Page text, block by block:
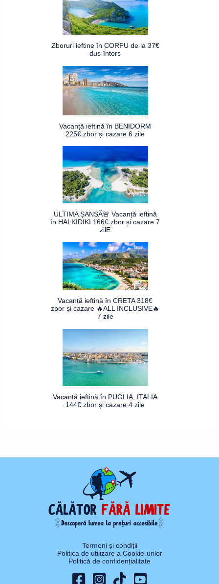
Zboruri ieftine în CORFU de la 37€
dus-întors
Vacanță ieftină în BENIDORM
225€ zbor și cazare 6 zile
ULTIMA ȘANSĂ🚨 Vacanță ieftină
în HALKIDIKI 166€ zbor și cazare 7
zilE
Vacanță ieftină în CRETA 318€
zbor și cazare 🔥ALL INCLUSIVE🔥
7 zile
Vacanță ieftină în PUGLIA, ITALIA
144€ zbor și cazare 4 zile
Termeni și condiții
Politica de utilizare a Cookie-urilor
Politică de confidențialitate